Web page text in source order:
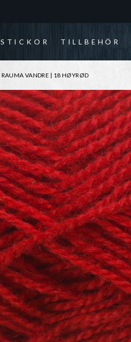
STICKOR TILLBEHÖR
RAUMA VANDRE | 18 HØYRØD